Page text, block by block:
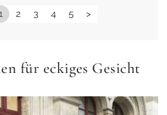
2 3 4 5 >
für eckiges Gesicht